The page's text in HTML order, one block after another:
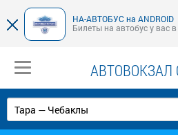
НА-АВТОБУС на ANDROID
Билеты на автобус у вас
АВТОВОКЗАЛ